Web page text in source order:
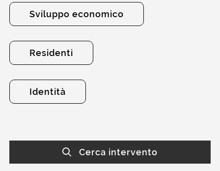
Sviluppo economico
Residenti
Identità
Cerca intervento